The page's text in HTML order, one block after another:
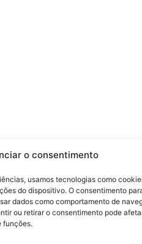
o consentimento
usamos tecnologias como
do dispositivo. O consentimento
dados como comportamento de
ou retirar o consentimento pode
funções.
Associação Nacional das
Públicos (ANADEP)